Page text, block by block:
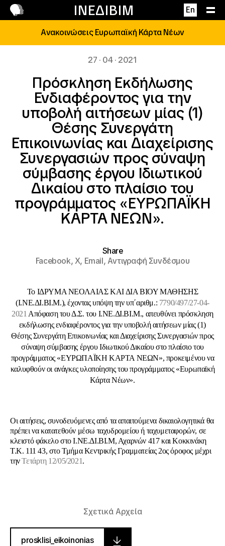
ΙΝΕΔΙΒΙΜ En
Επικοινωνία
Ανακοινώσεις Ευρωπαϊκή Κάρτα Νέων
27 · 04 · 2021
Πρόσκληση Εκδήλωσης
Ενδιαφέροντος για την
υποβολή αιτήσεων μίας (1)
Θέσης Συνεργάτη
Επικοινωνίας και Διαχείρισης
Συνεργασιών προς σύναψη
σύμβασης έργου Ιδιωτικού
Δικαίου στο πλαίσιο του
προγράμματος «ΕΥΡΩΠΑΪΚΗ
ΚΑΡΤΑ ΝΕΩΝ».
Share
Facebook,X, Email,Αντιγραφή Συνδέσμου
Το IΔΡΥΜΑ ΝΕΟΛΑΙΑΣ ΚΑΙ ΔΙΑ ΒΙΟΥ ΜΑΘΗΣΗΣ
(Ι.ΝΕ.ΔΙ.ΒΙ.Μ.), έχοντας υπόψη την υπ΄αριθμ.: 7790/497/27-04-
2021 Απόφαση του Δ.Σ. του Ι.ΝΕ.ΔΙ.ΒΙ.Μ., απευθύνει πρόσκληση
εκδήλωσης ενδιαφέροντος για την υποβολή αιτήσεων μίας (1)
Θέσης Συνεργάτη Επικοινωνίας και Διαχείρισης Συνεργασιών προς
σύναψη σύμβασης έργου Ιδιωτικού Δικαίου στο πλαίσιο του
προγράμματος «ΕΥΡΩΠΑΪΚΗ ΚΑΡΤΑ ΝΕΩΝ», προκειμένου να
καλυφθούν οι ανάγκες υλοποίησης του προγράμματος «Ευρωπαϊκή
Κάρτα Νέων».
Οι αιτήσεις, συνοδευόμενες από τα απαιτούμενα δικαιολογητικά θα
πρέπει να κατατεθούν μέσω ταχυδρομείου ή ταχυμεταφορών, σε
κλειστό φάκελο στο Ι.ΝΕ.ΔΙ.ΒΙ.Μ, Αχαρνών 417 και Κοκκινάκη
T.K. 111 43, στο Τμήμα Κεντρικής Γραμματείας 2ος όροφος μέχρι
τηνΤετάρτη 12/05/2021.
Σχετικά Αρχεία
prosklisi_eikoinonias